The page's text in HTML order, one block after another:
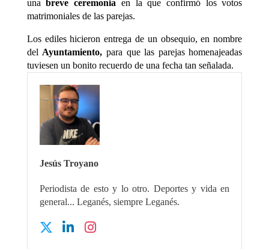
unabreve ceremonia en la que confirmó los votos
matrimoniales de las parejas.
Los ediles hicieron entrega de un obsequio, en nombre
delAyuntamiento, para que las parejas homenajeadas
tuviesen un bonito recuerdo de una fecha tan señalada.
Jesús Troyano
Periodista de esto y lo otro. Deportes y vida en
general... Leganés, siempre Leganés.